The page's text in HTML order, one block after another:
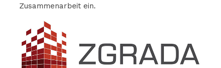
Zusammenarbeit ein.